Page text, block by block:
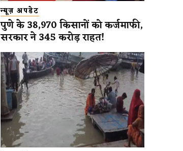
न्यूज़ अपडेट
पुणे के 38,970 किसानों को कर्जमाफी,
सरकार ने 345 करोड़ राहत!